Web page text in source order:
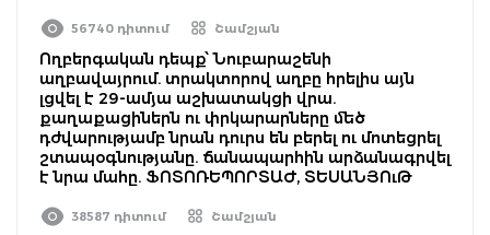
56740 դիտում Շամշյան
Ողբերգական դեպք՝ Նուբարաշենի
աղբավայրում. տրակտորով աղբը հրելիս այն
լցվել է 29-ամյա աշխատակցի վրա.
քաղաքացիներն ու փրկարարները մեծ
դժվարությամբ նրան դուրս են բերել ու մոտեցրել
շտապօգնությանը. ճանապարհին արձանագրվել
է նրա մահը. ՖՈՏՈՌԵՊՈՐՏԱԺ, ՏԵՍԱՆՅՈւԹ
38587 դիտում Շամշյան